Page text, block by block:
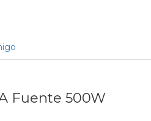
Fuente 500W